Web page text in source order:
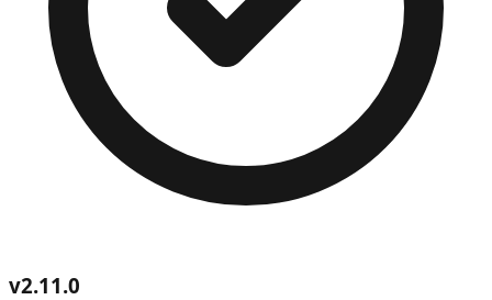
v2.11.0